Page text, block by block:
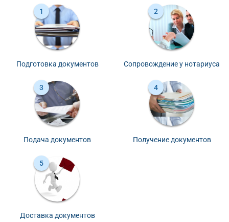
Подготовка документов Сопровождение у нотариуса
Подача документов Получение документов
Доставка документов